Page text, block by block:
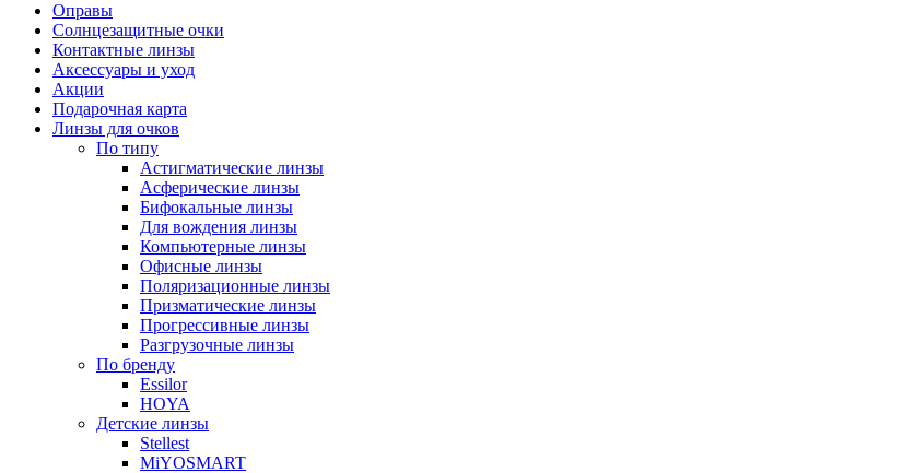
Оправы
Солнцезащитные очки
Контактные линзы
Аксессуары и уход
Акции
Подарочная карта
Линзы для очков
По типу
Астигматические линзы
Асферические линзы
Бифокальные линзы
Для вождения линзы
Компьютерные линзы
Офисные линзы
Поляризационные линзы
Призматические линзы
Прогрессивные линзы
Разгрузочные линзы
По бренду
Essilor
HOYA
Детские линзы
Stellest
MiYOSMART